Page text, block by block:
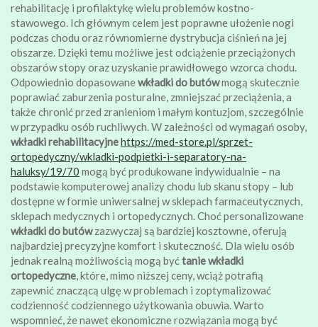
rehabilitację i profilaktykę wielu problemów kostno-
stawowego. Ich głównym celem jest poprawne ułożenie nogi
podczas chodu oraz równomierne dystrybucja ciśnień na jej
obszarze. Dzięki temu możliwe jest odciążenie przeciążonych
obszarów stopy oraz uzyskanie prawidłowego wzorca chodu.
Odpowiednio dopasowanewkładki do butówmogą skutecznie
poprawiać zaburzenia posturalne, zmniejszać przeciążenia, a
także chronić przed zranieniom i małym kontuzjom, szczególnie
w przypadku osób ruchliwych. W zależności od wymagań osoby,
wkładki rehabilitacyjnehttps://med-store.pl/sprzet-
ortopedyczny/wkladki-podpietki-i-separatory-na-
haluksy/19/70 mogą być produkowane indywidualnie – na
podstawie komputerowej analizy chodu lub skanu stopy – lub
dostępne w formie uniwersalnej w sklepach farmaceutycznych,
sklepach medycznych i ortopedycznych. Choć personalizowane
wkładki do butówzazwyczaj są bardziej kosztowne, oferują
najbardziej precyzyjne komfort i skuteczność. Dla wielu osób
jednak realną możliwością mogą byćtanie wkładki
ortopedyczne, które, mimo niższej ceny, wciąż potrafią
zapewnić znaczącą ulgę w problemach i zoptymalizować
codzienność codziennego użytkowania obuwia. Warto
wspomnieć, że nawet ekonomiczne rozwiązania mogą być